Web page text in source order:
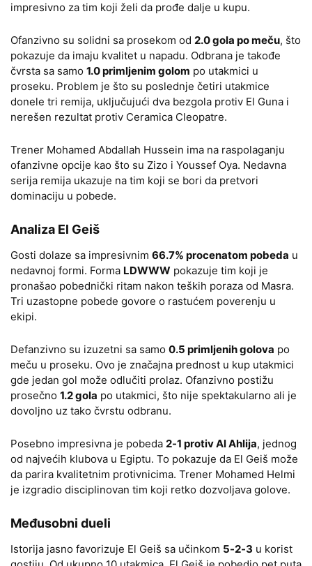
impresivno za tim koji želi da prođe dalje u kupu.
Ofanzivno su solidni sa prosekom od 2.0 gola po meču, što
pokazuje da imaju kvalitet u napadu. Odbrana je takođe
čvrsta sa samo 1.0 primljenim golom po utakmici u
proseku. Problem je što su poslednje četiri utakmice
donele tri remija, uključujući dva bezgola protiv El Guna i
nerešen rezultat protiv Ceramica Cleopatre.
Trener Mohamed Abdallah Hussein ima na raspolaganju
ofanzivne opcije kao što su Zizo i Youssef Oya. Nedavna
serija remija ukazuje na tim koji se bori da pretvori
dominaciju u pobede.
Analiza El Geiš
Gosti dolaze sa impresivnim 66.7% procenatom pobeda u
nedavnoj formi. Forma LDWWW pokazuje tim koji je
pronašao pobednički ritam nakon teških poraza od Masra.
Tri uzastopne pobede govore o rastućem poverenju u
ekipi.
Defanzivno su izuzetni sa samo 0.5 primljenih golova po
meču u proseku. Ovo je značajna prednost u kup utakmici
gde jedan gol može odlučiti prolaz. Ofanzivno postižu
prosečno 1.2 gola po utakmici, što nije spektakularno ali je
dovoljno uz tako čvrstu odbranu.
Posebno impresivna je pobeda 2-1 protiv Al Ahlija, jednog
od najvećih klubova u Egiptu. To pokazuje da El Geiš može
da parira kvalitetnim protivnicima. Trener Mohamed Helmi
je izgradio disciplinovan tim koji retko dozvoljava golove.
Međusobni dueli
Istorija jasno favorizuje El Geiš sa učinkom 5-2-3 u korist